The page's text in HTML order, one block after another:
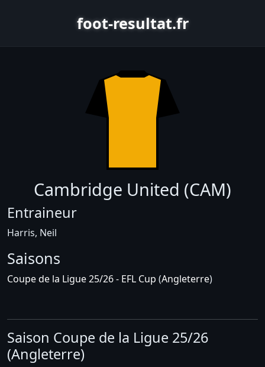
foot-resultat.fr
Cambridge United (CAM)
Entraineur
Harris, Neil
Saisons
Coupe de la Ligue 25/26 - EFL Cup (Angleterre)
Saison Coupe de la Ligue 25/26
(Angleterre)